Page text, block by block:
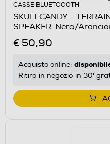
CASSE BLUETOOOTH
SKULLCANDY -
SPEAKER-Nero/
€ 50,90
Acquisto online:
Ritiro in negozio in 30'